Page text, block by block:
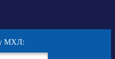
МХЛ: